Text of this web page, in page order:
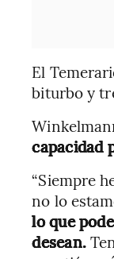
El
biturbo y
capacidad
“Siempre
no lo
lo que
desean.